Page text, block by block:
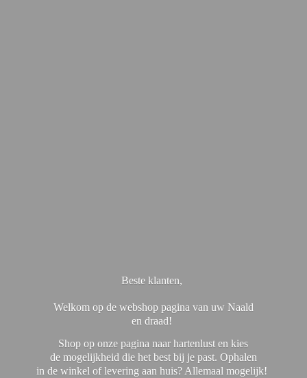
Beste klanten,
Welkom op de webshop pagina van uw Naald
en draad!
Shop op onze pagina naar hartenlust en kies
de mogelijkheid die het best bij je past. Ophalen
in de winkel of levering aan huis? Allemaal mogelijk!